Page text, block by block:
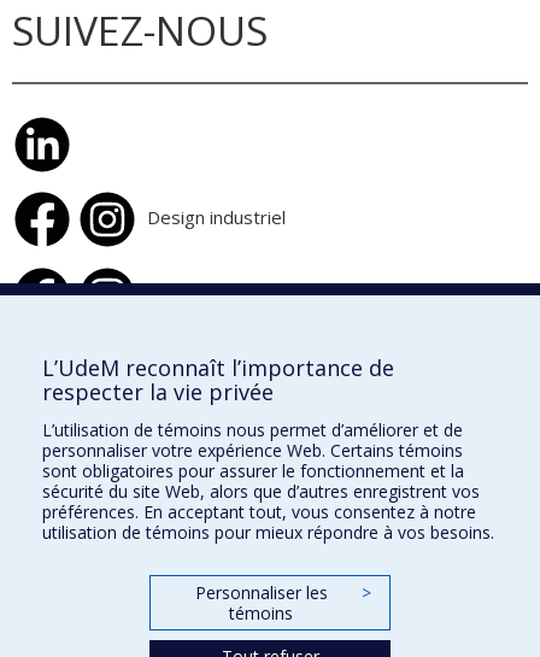
SUIVEZ-NOUS
Design industriel
Design d'intérieur
École de design
École d'architecture
École d'urbanisme et d'architecture de paysage
L’UdeM reconnaît l’importance de
respecter la vie privée
L’utilisation de témoins nous permet d’améliorer et de
personnaliser votre expérience Web. Certains témoins
sont obligatoires pour assurer le fonctionnement et la
sécurité du site Web, alors que d’autres enregistrent vos
préférences. En acceptant tout, vous consentez à notre
utilisation de témoins pour mieux répondre à vos besoins.
Personnaliser les
témoins
>